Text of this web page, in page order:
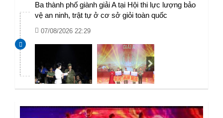
Ba thành phố giành giải A tại Hội thi lực lượng bảo
vệ an ninh, trật tự ở cơ sở giỏi toàn quốc
07/08/2026 22:29